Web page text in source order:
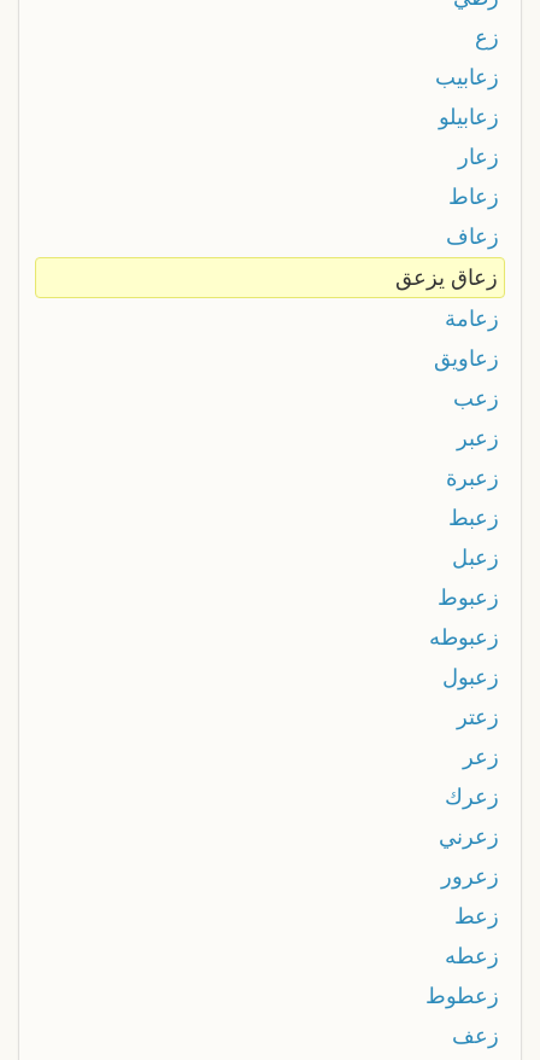
زع
زعابيب
زعابيلو
زعار
زعاط
زعاف
زعاق يزعق
زعامة
زعاويق
زعب
زعبر
زعبرة
زعبط
زعبل
زعبوط
زعبوطه
زعبول
زعتر
زعر
زعرك
زعرني
زعرور
زعط
زعطه
زعطوط
زعف